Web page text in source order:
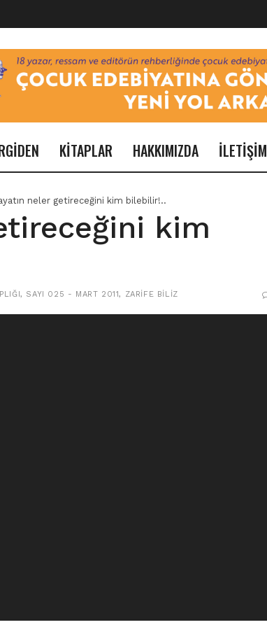
KİTAPLAR HAKKIMIZDA İLETİŞİM
neler getireceğini kim bilebilir!..
kim
, SAYI 025 - MART 2011, ZARIFE BILIZ